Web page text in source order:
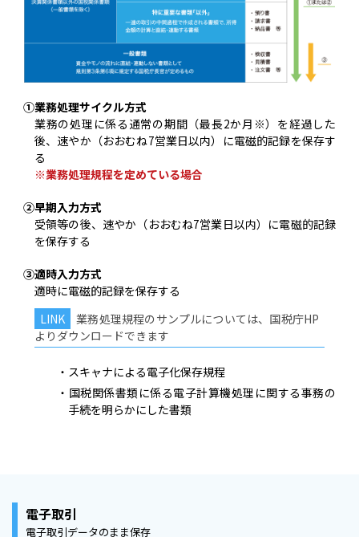
①業務処理サイクル方式
業務の処理に係る通常の期間（最長2か月※）を経過した
後、速やか（おおむね7営業日以内）に電磁的記録を保存す
る
※業務処理規程を定めている場合
②早期入力方式
受領等の後、速やか（おおむね7営業日以内）に電磁的記録
を保存する
③適時入力方式
適時に電磁的記録を保存する
業務処理規程のサンプルについては、国税庁HP
よりダウンロードできます
スキャナによる電子化保存規程
国税関係書類に係る電子計算機処理に関する事務の
手続を明らかにした書類
電子取引
電子取引データのまま保存